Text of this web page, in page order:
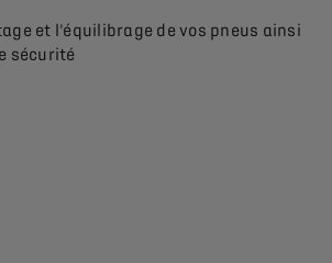
et l'équilibrage de vos pneus ainsi
sécurité